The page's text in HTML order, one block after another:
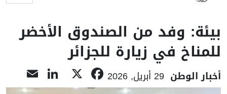
بيئة: وفد من الصندوق الأخضر
للمناخ في زيارة للجزائر
أخبار الوطن 29 أبريل, 2026 Facebook